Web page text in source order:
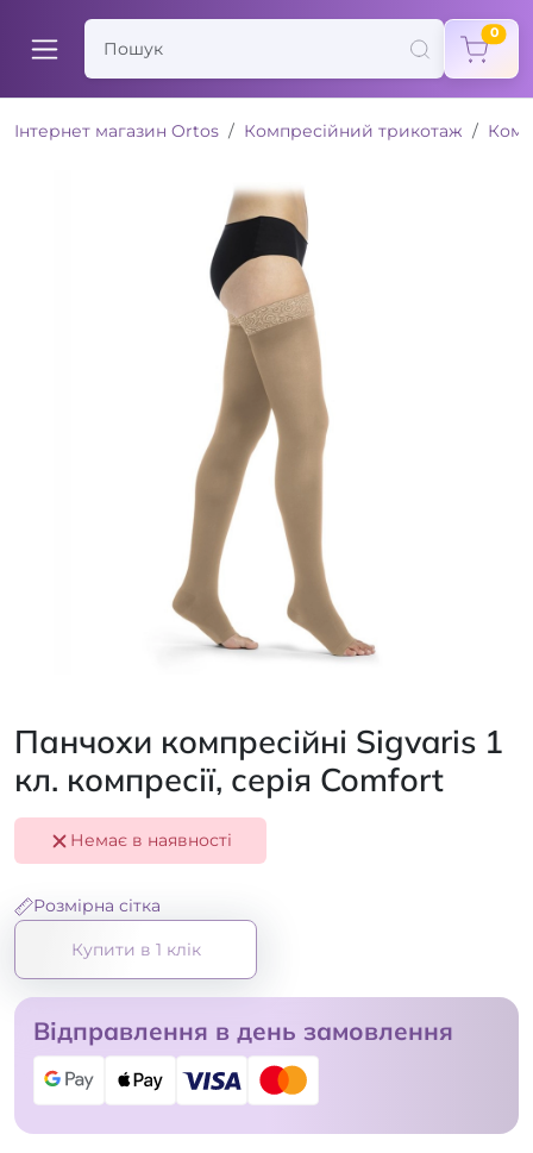
0
Інтернет магазин Ortos Компресійний трикотаж
Панчохи компресійні Sigvaris 1
кл. компресії, серія Comfort
Немає в наявності
Розмірна сітка
Купити в 1 клік
Відправлення в день замовлення